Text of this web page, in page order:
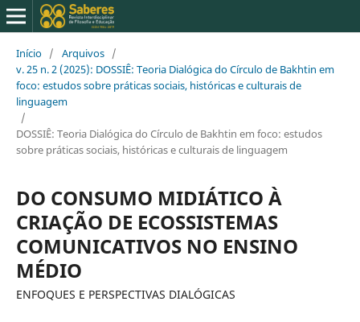
Início / Arquivos /
v. 25 n. 2 (2025): DOSSIÊ: Teoria Dialógica do Círculo de Bakhtin em
foco: estudos sobre práticas sociais, históricas e culturais de
linguagem
/
DOSSIÊ: Teoria Dialógica do Círculo de Bakhtin em foco: estudos
sobre práticas sociais, históricas e culturais de linguagem
DO CONSUMO MIDIÁTICO À
CRIAÇÃO DE ECOSSISTEMAS
COMUNICATIVOS NO ENSINO
MÉDIO
ENFOQUES E PERSPECTIVAS DIALÓGICAS